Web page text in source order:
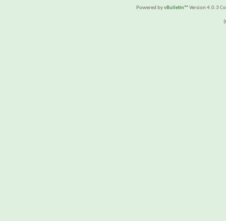
Powered byvBulletin™ Version 4.0.3